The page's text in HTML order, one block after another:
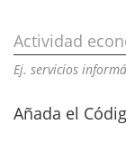
Actividad
Ej. servicios
Añada el